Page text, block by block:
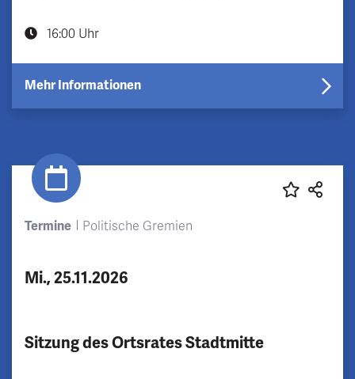
16:00 Uhr
Mehr Informationen
Termine Politische Gremien
Mi., 25.11.2026
Sitzung des Ortsrates Stadtmitte